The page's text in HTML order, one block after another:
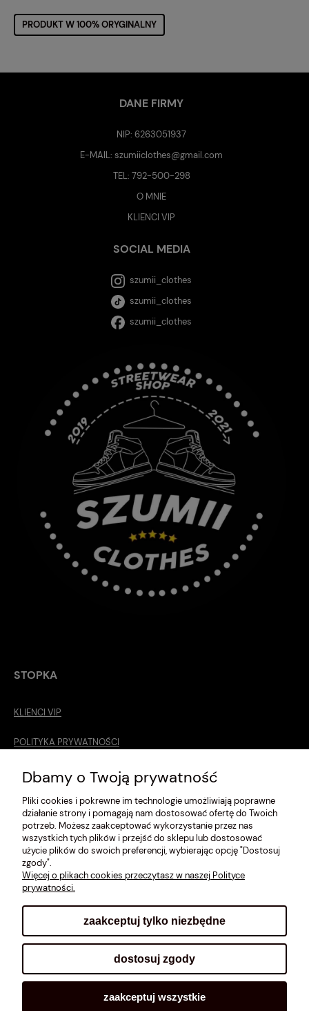
PRODUKT W 100% ORYGINALNY
STOPKA
KLIENCI VIP
POLITYKA PRYWATNOŚCI
O MNIE
ROZMIARÓWKA [cm]
REGULAMIN
METODY PŁATNOŚCI
DANE FIRMY
NIP: 6263051937
E-MAIL:szumiiclothes@gmail.com
TEL: 792-500-298
O MNIE
KLIENCI VIP
SOCIAL MEDIA
szumii_clothes
szumii_clothes
szumii_clothes
Sklep internetowy Shoplo.pl, powered byShoper.
Dbamy o Twoją prywatność
Pliki cookies i pokrewne im technologie umożliwiają poprawne
działanie strony i pomagają nam dostosować ofertę do Twoich
potrzeb. Możesz zaakceptować wykorzystanie przez nas
wszystkich tych plików i przejść do sklepu lub dostosować
użycie plików do swoich preferencji, wybierając opcję "Dostosuj
zgody".
Więcej o plikach cookies przeczytasz w naszej Polityce
prywatności.
zaakceptuj tylko niezbędne
dostosuj zgody
zaakceptuj wszystkie